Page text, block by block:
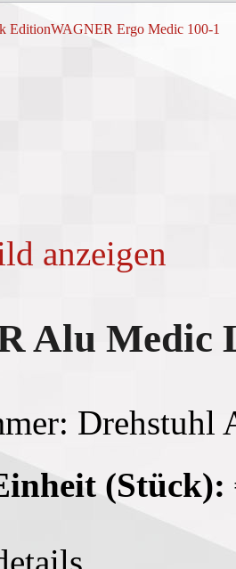
EditionWAGNER Ergo Medic 100-1
anzeigen
Alu Medic
Drehstuhl
(Stück):